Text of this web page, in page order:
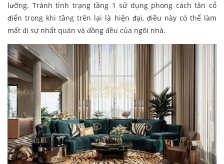
lưỡng. Tránh tình trạng tầng 1 sử dụng phong cách tân cổ
điển trong khi tầng trên lại là hiện đại, điều này có thể làm
mất đi sự nhất quán và đồng đều của ngôi nhà.